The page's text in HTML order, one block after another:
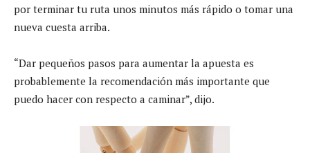
por terminar tu ruta unos minutos más rápido o tomar una
nueva cuesta arriba.
“Dar pequeños pasos para aumentar la apuesta es
probablemente la recomendación más importante que
puedo hacer con respecto a caminar”, dijo.